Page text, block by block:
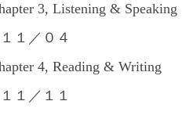
3, Listening & Speaking
１ ／０４
4, Reading & Writing
１ ／１１